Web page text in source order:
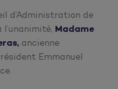
d’Administration de
l’unanimité, Madame
ancienne
Emmanuel